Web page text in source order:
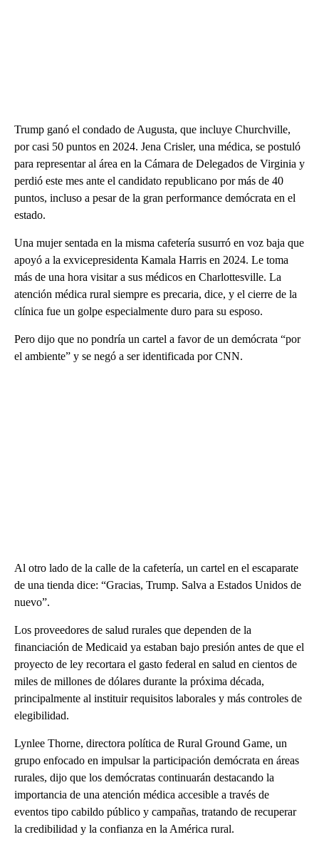
Trump ganó el condado de Augusta, que incluye Churchville,
por casi 50 puntos en 2024. Jena Crisler, una médica, se postuló
para representar al área en la Cámara de Delegados de Virginia y
perdió este mes ante el candidato republicano por más de 40
puntos, incluso a pesar de la gran performance demócrata en el
estado.
Una mujer sentada en la misma cafetería susurró en voz baja que
apoyó a la exvicepresidenta Kamala Harris en 2024. Le toma
más de una hora visitar a sus médicos en Charlottesville. La
atención médica rural siempre es precaria, dice, y el cierre de la
clínica fue un golpe especialmente duro para su esposo.
Pero dijo que no pondría un cartel a favor de un demócrata “por
el ambiente” y se negó a ser identificada por CNN.
Al otro lado de la calle de la cafetería, un cartel en el escaparate
de una tienda dice: “Gracias, Trump. Salva a Estados Unidos de
nuevo”.
Los proveedores de salud rurales que dependen de la
financiación de Medicaid ya estaban bajo presión antes de que el
proyecto de ley recortara el gasto federal en salud en cientos de
miles de millones de dólares durante la próxima década,
principalmente al instituir requisitos laborales y más controles de
elegibilidad.
Lynlee Thorne, directora política de Rural Ground Game, un
grupo enfocado en impulsar la participación demócrata en áreas
rurales, dijo que los demócratas continuarán destacando la
importancia de una atención médica accesible a través de
eventos tipo cabildo público y campañas, tratando de recuperar
la credibilidad y la confianza en la América rural.